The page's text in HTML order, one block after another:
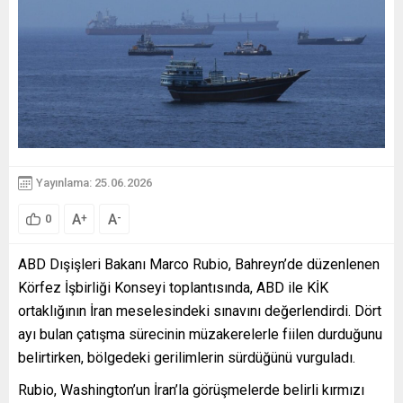
Yayınlama: 25.06.2026
0 A+ A-
ABD Dışişleri Bakanı Marco Rubio, Bahreyn’de düzenlenen
Körfez İşbirliği Konseyi toplantısında, ABD ile KİK
ortaklığının İran meselesindeki sınavını değerlendirdi. Dört
ayı bulan çatışma sürecinin müzakerelerle fiilen durduğunu
belirtirken, bölgedeki gerilimlerin sürdüğünü vurguladı.
Rubio, Washington’un İran’la görüşmelerde belirli kırmızı